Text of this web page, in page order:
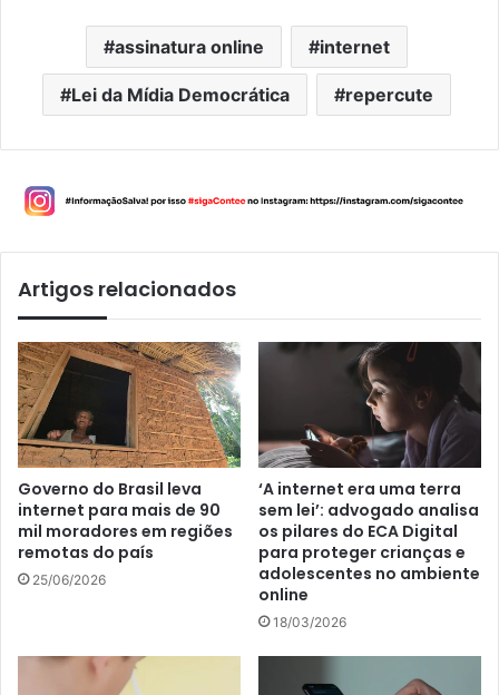
assinatura online internet
Lei da Mídia Democrática repercute
Artigos relacionados
Governo do Brasil leva
internet para mais de 90
mil moradores em regiões
remotas do país
25/06/2026
‘A internet era uma terra
sem lei’: advogado analisa
os pilares do ECA Digital
para proteger crianças e
adolescentes no ambiente
online
18/03/2026